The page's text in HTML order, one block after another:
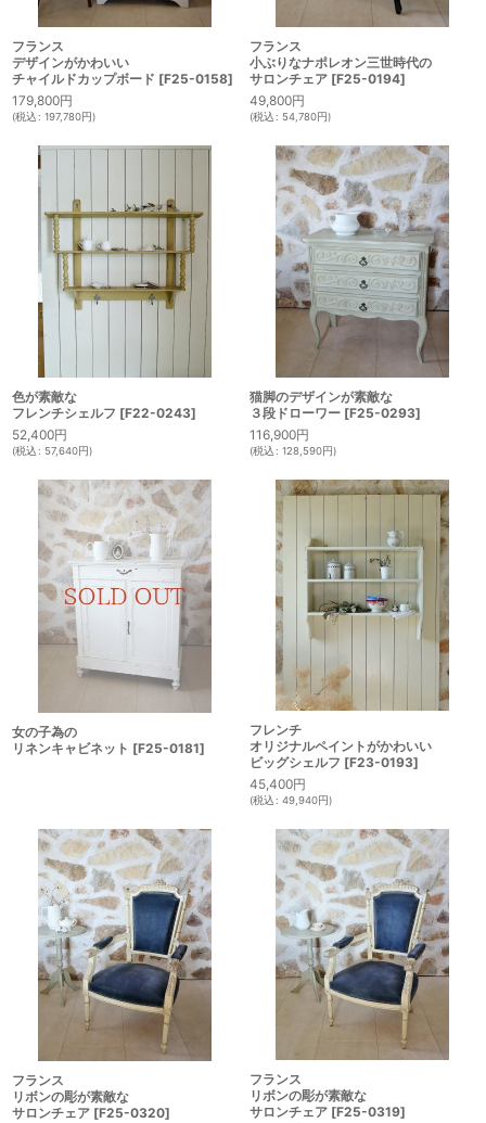
フランス
デザインがかわいい
チャイルドカップボード [F25-0158]
179,800円
(税込: 197,780円)
フランス
小ぶりなナポレオン三世時代の
サロンチェア [F25-0194]
49,800円
(税込: 54,780円)
色が素敵な
フレンチシェルフ [F22-0243]
52,400円
(税込: 57,640円)
猫脚のデザインが素敵な
３段ドローワー [F25-0293]
116,900円
(税込: 128,590円)
女の子為の
リネンキャビネット [F25-0181]
フレンチ
オリジナルペイントがかわいい
ビッグシェルフ [F23-0193]
45,400円
(税込: 49,940円)
フランス
リボンの彫が素敵な
サロンチェア [F25-0320]
フランス
リボンの彫が素敵な
サロンチェア [F25-0319]